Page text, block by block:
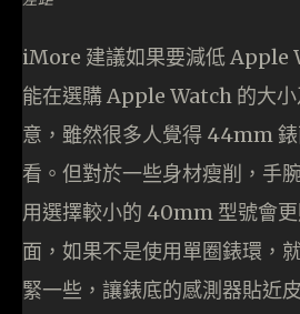
iMore 建議如果要減低 Apple
能在選購 Apple Watch 的大
意，雖然很多人覺得 44mm
看。但對於一些身材瘦削，手
用選擇較小的 40mm 型號會
面，如果不是使用單圈錶環，
緊一些，讓錶底的感測器貼近